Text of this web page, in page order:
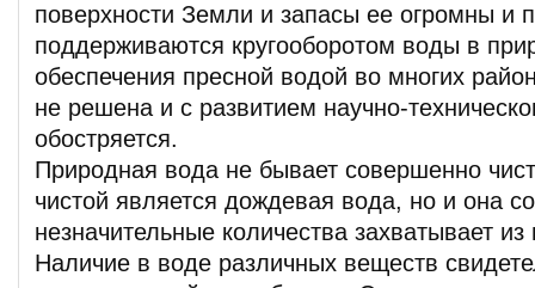
поверхности Земли и запасы ее огромны и
поддерживаются кругооборотом воды в
обеспечения пресной водой во многих
не решена и с развитием научно-
обостряется.
Природная вода не бывает совершенно
чистой является дождевая вода, но и она
незначительные количества захватывает из
Наличие в воде различных веществ